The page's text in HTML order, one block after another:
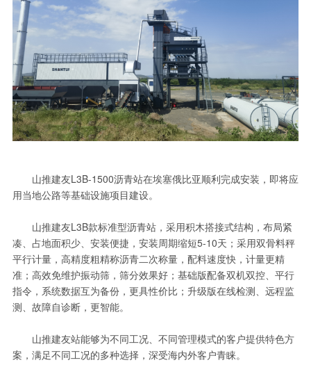
山推建友L3B-1500沥青站在埃塞俄比亚顺利完成安装，即将应
用当地公路等基础设施项目建设。
山推建友L3B款标准型沥青站，采用积木搭接式结构，布局紧
凑、占地面积少、安装便捷，安装周期缩短5-10天；采用双骨料秤
平行计量，高精度粗精称沥青二次称量，配料速度快，计量更精
准；高效免维护振动筛，筛分效果好；基础版配备双机双控、平行
指令，系统数据互为备份，更具性价比；升级版在线检测、远程监
测、故障自诊断，更智能。
山推建友站能够为不同工况、不同管理模式的客户提供特色方
案，满足不同工况的多种选择，深受海内外客户青睐。